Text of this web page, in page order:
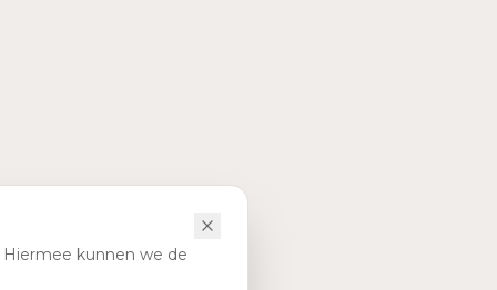
kunnen we de